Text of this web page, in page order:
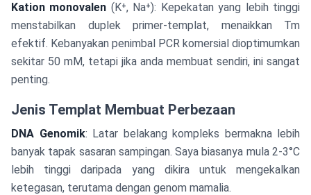
Kation monovalen (K⁺, Na⁺): Kepekatan yang lebih tinggi
menstabilkan duplek primer-templat, menaikkan Tm
efektif. Kebanyakan penimbal PCR komersial dioptimumkan
sekitar 50 mM, tetapi jika anda membuat sendiri, ini sangat
penting.
Jenis Templat Membuat Perbezaan
DNA Genomik: Latar belakang kompleks bermakna lebih
banyak tapak sasaran sampingan. Saya biasanya mula 2-3°C
lebih tinggi daripada yang dikira untuk mengekalkan
ketegasan, terutama dengan genom mamalia.